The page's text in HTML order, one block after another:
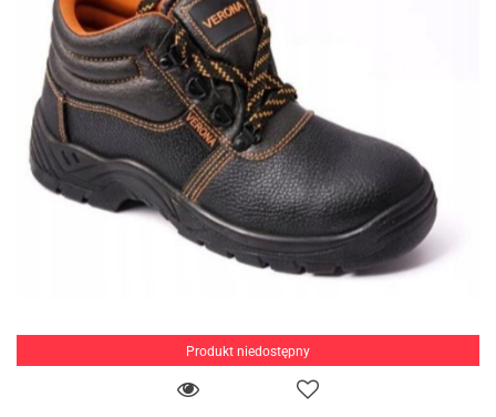
Produkt niedostępny